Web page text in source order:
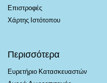
Επιστροφές
Χάρτης Ιστότοπου
Περισσότερα
Ευρετήριο Κατασκευαστών